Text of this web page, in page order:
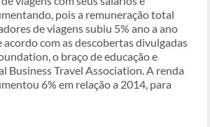
pois a remuneração total
de viagens subiu 5% ano a ano
acordo com as descobertas divulgadas
o braço de educação e
Business Travel Association. A renda
6% em relação a 2014, para